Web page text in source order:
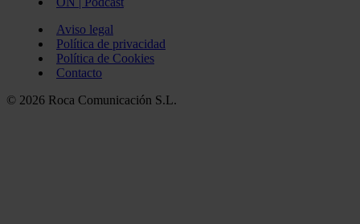
Aviso legal
Política de privacidad
Política de Cookies
Contacto
© 2026 Roca Comunicación S.L.